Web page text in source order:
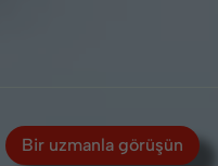
Bir uzmanla görüşün